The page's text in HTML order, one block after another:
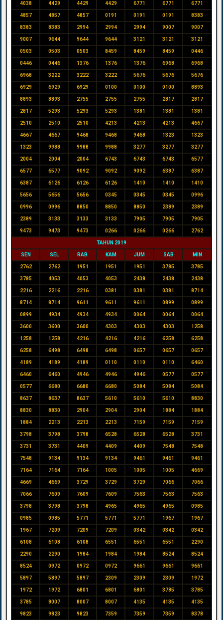
4038 4429 4429 4429 6771 6771 6771
4857 4857 4857 0191 0191 0191 8383
8383 8383 2994 2994 2994 9007 9007
9007 9644 9644 9644 3121 3121 3121
0503 0503 0503 8459 8459 8459 0446
0446 0446 1376 1376 1376 6968 6968
6968 3222 3222 3222 5676 5676 5676
6929 6929 6929 0100 0100 0100 8893
8893 8893 2755 2755 2755 2817 2817
2817 5293 5293 5293 1381 1381 1381
2510 2510 2510 4213 4213 4213 4667
4667 4667 9468 9468 9468 1323 1323
1323 9988 9988 9988 3277 3277 3277
2004 2004 2004 6743 6743 6743 6577
6577 6577 9092 9092 9092 6387 6387
6387 6126 6126 6126 1410 1410 1410
5656 5656 5656 0345 0345 0345 0996
0996 0996 8850 8850 8850 2389 2389
2389 3133 3133 3133 7905 7905 7905
9473 9473 9473 0266 0266 0266 2762
TAHUN 2019
SEN SEL RAB KAM JUM SAB MIN
2762 2762 1951 1951 1951 3785 3785
3785 4053 4053 4053 2438 2438 2438
2216 2216 2216 0381 0381 0381 8714
8714 8714 9611 9611 9611 0899 0899
0899 4934 4934 4934 0064 0064 0064
3600 3600 3600 4303 4303 4303 1258
1258 1258 4216 4216 4216 6258 6258
6258 6498 6498 6498 0657 0657 0657
4189 4189 4189 0110 0110 0110 6460
6460 6460 4946 4946 4946 0577 0577
0577 6680 6680 6680 5084 5084 5084
8637 8637 8637 5610 5610 5610 8830
8830 8830 2904 2904 2904 1884 1884
1884 2213 2213 2213 7159 7159 7159
3798 3798 3798 6528 6528 6528 3731
3731 3731 4409 4409 4409 7548 7548
7548 9134 9134 9134 9461 9461 9461
7164 7164 7164 1005 1005 1005 4669
4669 4669 3729 3729 3729 7066 7066
7066 7609 7609 7609 7563 7563 7563
3798 3798 3798 4965 4965 4965 0985
0985 0985 5771 5771 5771 1967 1967
1967 7209 7209 7209 0342 0342 0342
6108 6108 6108 6551 6551 6551 2290
2290 2290 1984 1984 1984 8524 8524
8524 0972 0972 0972 9661 9661 9661
5897 5897 5897 2309 2309 2309 1972
1972 1972 6801 6801 6801 3785 3785
3785 8007 8007 8007 4135 4135 4135
9823 9823 9823 7359 7359 7359 8378